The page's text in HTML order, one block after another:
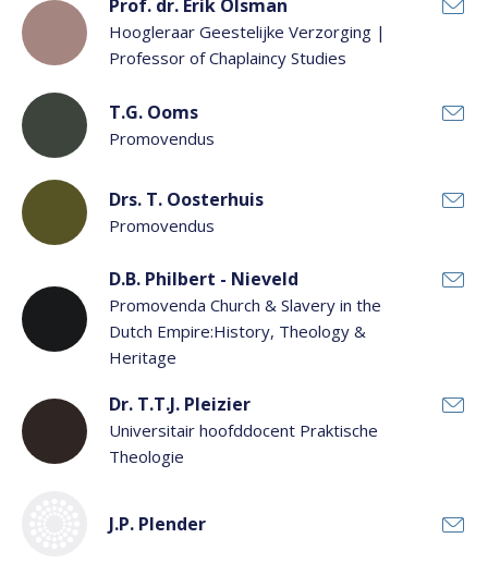
Prof. dr. Erik Olsman
Hoogleraar Geestelijke Verzorging |
Professor of Chaplaincy Studies
T.G. Ooms
Promovendus
Drs. T. Oosterhuis
Promovendus
D.B. Philbert - Nieveld
Promovenda Church & Slavery in the
Dutch Empire:History, Theology &
Heritage
Dr. T.T.J. Pleizier
Universitair hoofddocent Praktische
Theologie
J.P. Plender